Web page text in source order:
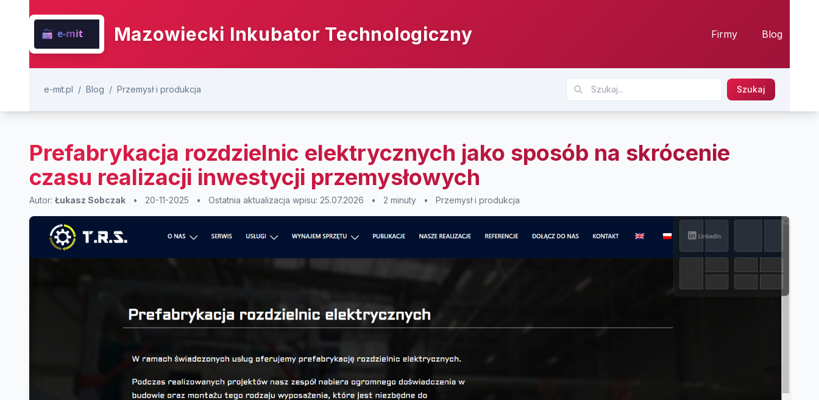
Mazowiecki Inkubator Technologiczny Firmy Blog
e-mit.pl / Blog / Przemysł i produkcja Szukaj
Prefabrykacja rozdzielnic elektrycznych jako sposób na skrócenie
czasu realizacji inwestycji przemysłowych
Autor: Łukasz Sobczak • 20-11-2025 • Ostatnia aktualizacja wpisu: 25.07.2026 • 2 minuty • Przemysł i produkcja